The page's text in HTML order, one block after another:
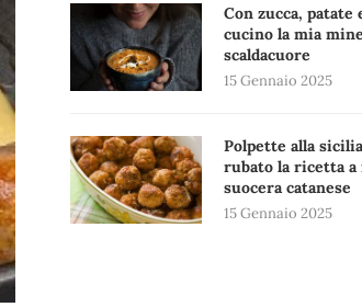
Con zucca, patate
cucino la mia
scaldacuore
15 Gennaio 2025
Polpette alla
rubato la ricetta a
suocera catanese
15 Gennaio 2025